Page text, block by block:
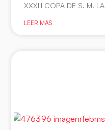
XXXIII COPA DE S. M.
LEER MÁS